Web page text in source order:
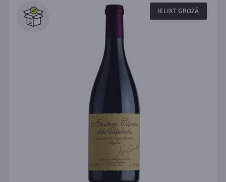
IELIKT GROZĀ